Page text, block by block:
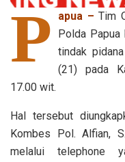
P apua – Tim
Polda
tindak
(21) pada
17.00 wit.
Hal tersebut
Kombes Pol. Alfian,
melalui telephone